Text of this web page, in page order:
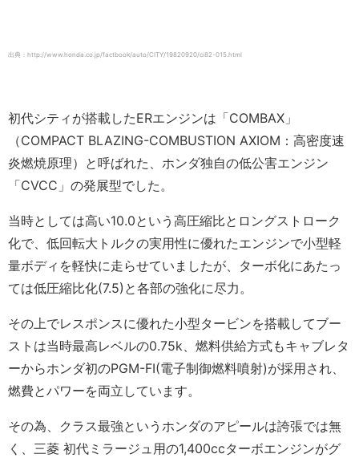
出典：http://www.honda.co.jp/factbook/auto/CITY/19820920/ci82-015.html
初代シティが搭載したERエンジンは「COMBAX」
（COMPACT BLAZING-COMBUSTION AXIOM：高密度速
炎燃焼原理）と呼ばれた、ホンダ独自の低公害エンジン
「CVCC」の発展型でした。
当時としては高い10.0という高圧縮比とロングストローク
化で、低回転大トルクの実用性に優れたエンジンで小型軽
量ボディを軽快に走らせていましたが、ターボ化にあたっ
ては低圧縮比化(7.5)と各部の強化に尽力。
その上でレスポンスに優れた小型タービンを搭載してブー
ストは当時最高レベルの0.75k、燃料供給方式もキャブレタ
ーからホンダ初のPGM-FI(電子制御燃料噴射)が採用され、
燃費とパワーを両立しています。
その為、クラス最強というホンダのアピールは誇張では無
く、三菱 初代ミラージュ用の1,400ccターボエンジンがグ